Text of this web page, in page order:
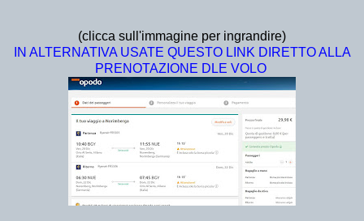
(clicca sull'immagine per ingrandire)
IN ALTERNATIVA USATE QUESTO LINK DIRETTO ALLA
PRENOTAZIONE DLE VOLO